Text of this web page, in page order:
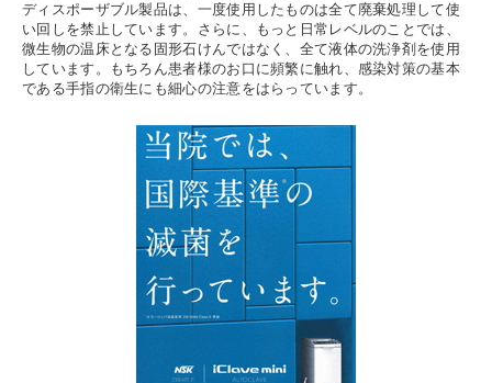
ディスポーザブル製品は、一度使用したものは全て廃棄処理して使
い回しを禁止しています。さらに、もっと日常レベルのことでは、
微生物の温床となる固形石けんではなく、全て液体の洗浄剤を使用
しています。もちろん患者様のお口に頻繁に触れ、感染対策の基本
である手指の衛生にも細心の注意をはらっています。